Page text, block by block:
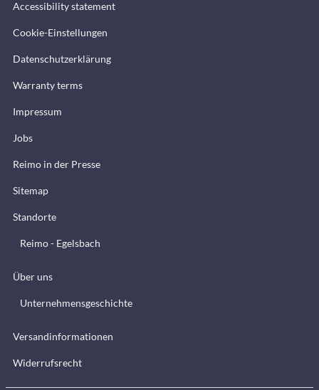
Accessibility statement
Cookie-Einstellungen
Datenschutzerklärung
Warranty terms
Impressum
Jobs
Reimo in der Presse
Sitemap
Standorte
Reimo - Egelsbach
Über uns
Unternehmensgeschichte
Versandinformationen
Widerrufsrecht